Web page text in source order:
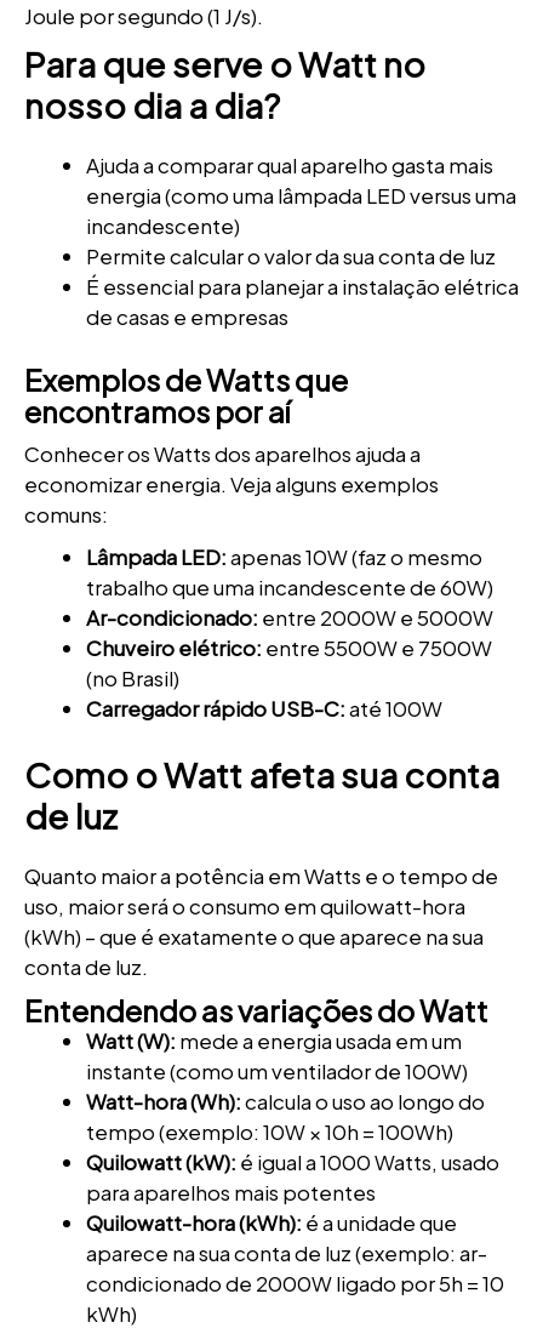
Joule por segundo (1 J/s).
Para que serve o Watt no
nosso dia a dia?
Ajuda a comparar qual aparelho gasta mais
energia (como uma lâmpada LED versus uma
incandescente)
Permite calcular o valor da sua conta de luz
É essencial para planejar a instalação elétrica
de casas e empresas
Exemplos de Watts que
encontramos por aí
Conhecer os Watts dos aparelhos ajuda a
economizar energia. Veja alguns exemplos
comuns:
Lâmpada LED:apenas 10W (faz o mesmo
trabalho que uma incandescente de 60W)
Ar-condicionado: entre 2000W e 5000W
Chuveiro elétrico: entre 5500W e 7500W
(no Brasil)
Carregador rápido USB-C:até 100W
Como o Watt afeta sua conta
de luz
Quanto maior a potência em Watts e o tempo de
uso, maior será o consumo em quilowatt-hora
(kWh) – que é exatamente o que aparece na sua
conta de luz.
Entendendo as variações do Watt
Watt (W): mede a energia usada em um
instante (como um ventilador de 100W)
Watt-hora (Wh):calcula o uso ao longo do
tempo (exemplo: 10W × 10h = 100Wh)
Quilowatt (kW): é igual a 1000 Watts, usado
para aparelhos mais potentes
Quilowatt-hora (kWh): é a unidade que
aparece na sua conta de luz (exemplo: ar-
condicionado de 2000W ligado por 5h = 10
kWh)